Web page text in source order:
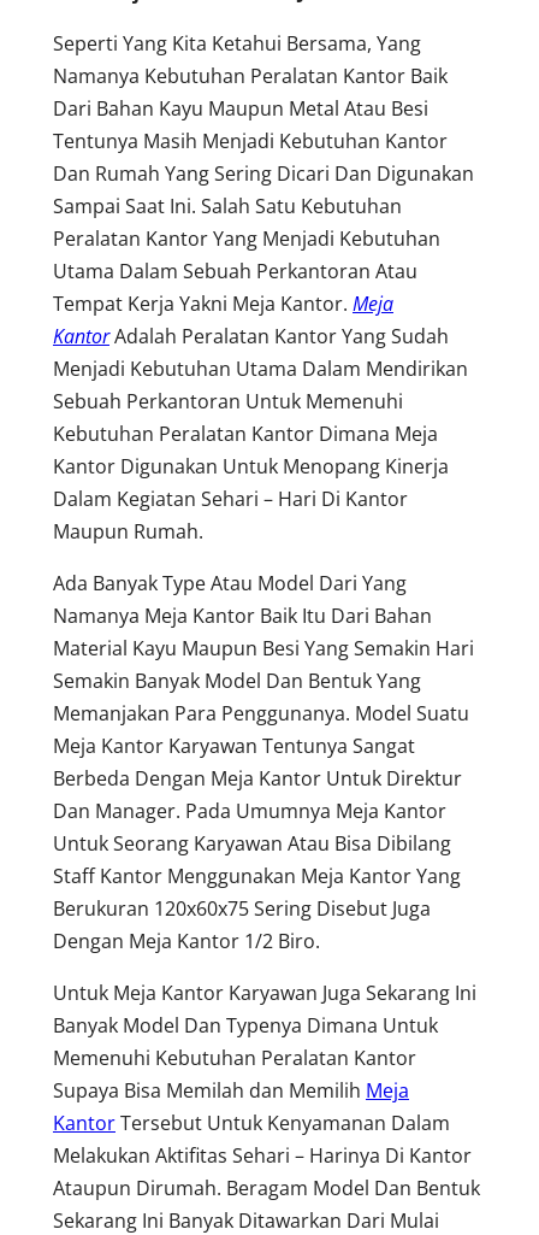
Seperti Yang Kita Ketahui Bersama, Yang
Namanya Kebutuhan Peralatan Kantor Baik
Dari Bahan Kayu Maupun Metal Atau Besi
Tentunya Masih Menjadi Kebutuhan Kantor
Dan Rumah Yang Sering Dicari Dan Digunakan
Sampai Saat Ini. Salah Satu Kebutuhan
Peralatan Kantor Yang Menjadi Kebutuhan
Utama Dalam Sebuah Perkantoran Atau
Tempat Kerja Yakni Meja Kantor. Meja
KantorAdalah Peralatan Kantor Yang Sudah
Menjadi Kebutuhan Utama Dalam Mendirikan
Sebuah Perkantoran Untuk Memenuhi
Kebutuhan Peralatan Kantor Dimana Meja
Kantor Digunakan Untuk Menopang Kinerja
Dalam Kegiatan Sehari – Hari Di Kantor
Maupun Rumah.
Ada Banyak Type Atau Model Dari Yang
Namanya Meja Kantor Baik Itu Dari Bahan
Material Kayu Maupun Besi Yang Semakin Hari
Semakin Banyak Model Dan Bentuk Yang
Memanjakan Para Penggunanya. Model Suatu
Meja Kantor Karyawan Tentunya Sangat
Berbeda Dengan Meja Kantor Untuk Direktur
Dan Manager. Pada Umumnya Meja Kantor
Untuk Seorang Karyawan Atau Bisa Dibilang
Staff Kantor Menggunakan Meja Kantor Yang
Berukuran 120x60x75 Sering Disebut Juga
Dengan Meja Kantor 1/2 Biro.
Untuk Meja Kantor Karyawan Juga Sekarang Ini
Banyak Model Dan Typenya Dimana Untuk
Memenuhi Kebutuhan Peralatan Kantor
Supaya Bisa Memilah dan Memilih Meja
KantorTersebut Untuk Kenyamanan Dalam
Melakukan Aktifitas Sehari – Harinya Di Kantor
Ataupun Dirumah. Beragam Model Dan Bentuk
Sekarang Ini Banyak Ditawarkan Dari Mulai